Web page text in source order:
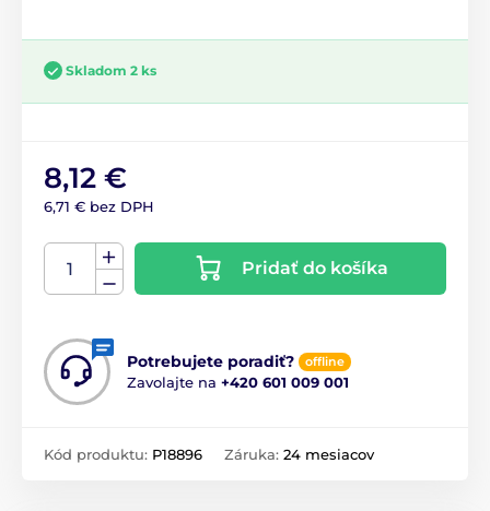
Skladom 2 ks
8,12 €
6,71 € bez DPH
Pridať do košíka
Potrebujete poradiť? offline
Zavolajte na +420 601 009 001
Kód produktu: P18896 Záruka: 24 mesiacov